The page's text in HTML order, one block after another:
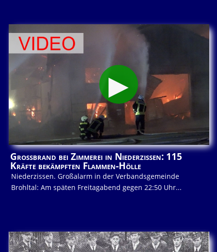
Großbrand bei Zimmerei in Niederzissen: 115
Kräfte bekämpften Flammen-Hölle
Niederzissen. Großalarm in der Verbandsgemeinde
Brohltal: Am späten Freitagabend gegen 22:50 Uhr...